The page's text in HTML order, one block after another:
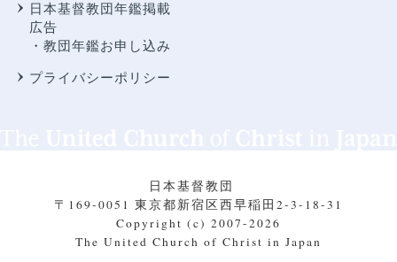
日本基督教団年鑑掲載
広告
・教団年鑑お申し込み
プライバシーポリシー
日本基督教団
〒169-0051 東京都新宿区西早稲田2-3-18-31
Copyright (c) 2007-2026
The United Church of Christ in Japan